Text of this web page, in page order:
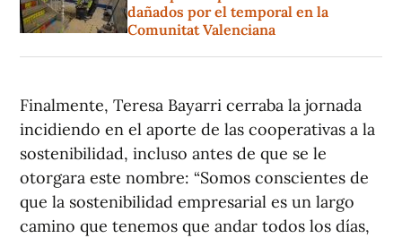
dañados por el temporal en la
Comunitat Valenciana
Finalmente, Teresa Bayarri cerraba la jornada
incidiendo en el aporte de las cooperativas a la
sostenibilidad, incluso antes de que se le
otorgara este nombre: “Somos conscientes de
que la sostenibilidad empresarial es un largo
camino que tenemos que andar todos los días,